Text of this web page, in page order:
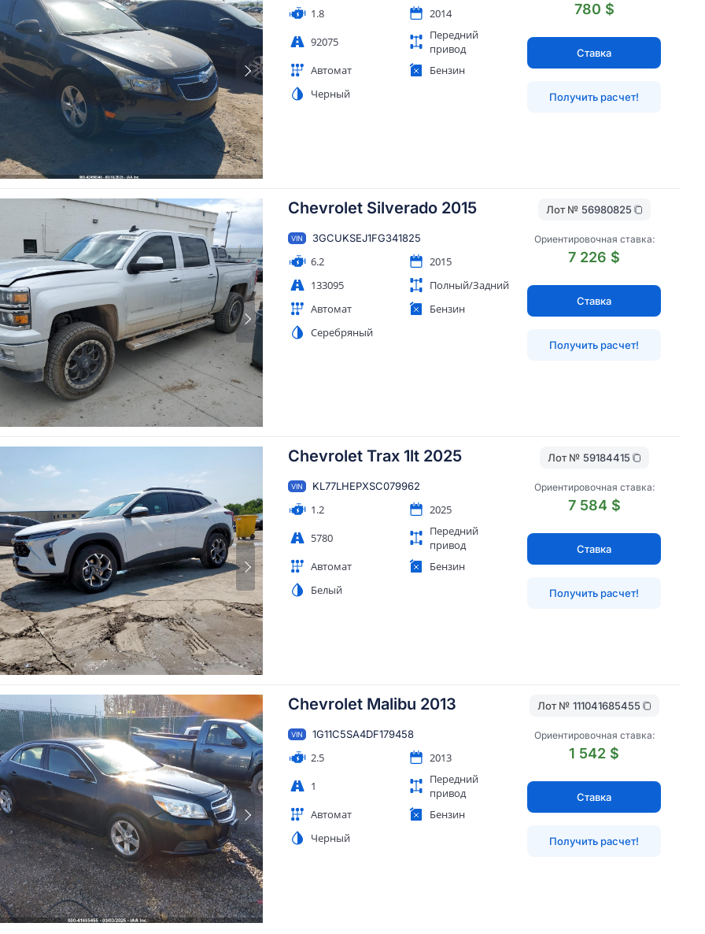
1.8
2014
92075
Передний
привод
Автомат
Бензин
Черный
780 $
Ставка
Получить расчет!
Chevrolet Silverado 2015
VIN 3GCUKSEJ1FG341825
6.2
2015
133095
Полный/Задний
Автомат
Бензин
Серебряный
Лот № 56980825
Ориентировочная ставка:
7 226 $
Ставка
Получить расчет!
Chevrolet Trax 1lt 2025
VIN KL77LHEPXSC079962
1.2
2025
5780
Передний
привод
Автомат
Бензин
Белый
Лот № 59184415
Ориентировочная ставка:
7 584 $
Ставка
Получить расчет!
Chevrolet Malibu 2013
VIN 1G11C5SA4DF179458
2.5
2013
1
Передний
привод
Автомат
Бензин
Черный
Лот № 111041685455
Ориентировочная ставка:
1 542 $
Ставка
Получить расчет!